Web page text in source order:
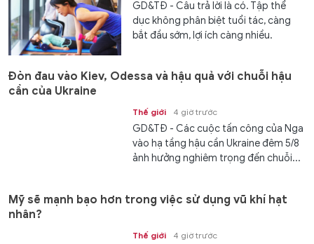
GD&TĐ - Câu trả lời là có. Tập thể
dục không phân biệt tuổi tác, càng
bắt đầu sớm, lợi ích càng nhiều.
Đòn đau vào Kiev, Odessa và hậu quả với chuỗi hậu
cần của Ukraine
Thế giới 4 giờ trước
GD&TĐ - Các cuộc tấn công của Nga
vào hạ tầng hậu cần Ukraine đêm 5/8
ảnh hưởng nghiêm trọng đến chuỗi...
Mỹ sẽ mạnh bạo hơn trong việc sử dụng vũ khí hạt
nhân?
Thế giới 4 giờ trước